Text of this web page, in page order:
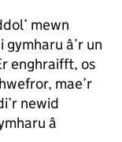
mewn
gymharu â’r un
enghraifft, os
mae’r
newid
â